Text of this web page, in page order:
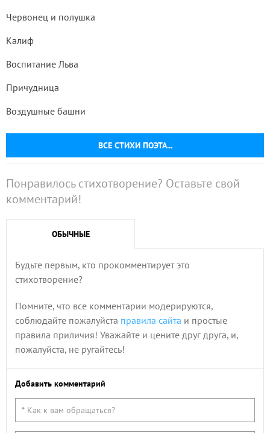
ВСЕ СТИХИ ПОЭТА...
Червонец и полушка
Калиф
Воспитание Льва
Причудница
Воздушные башни
Понравилось стихотворение? Оставьте свой
комментарий!
ОБЫЧНЫЕ
Будьте первым, кто прокомментирует это
стихотворение?
Помните, что все комментарии модерируются,
соблюдайте пожалуйста правила сайта и простые
правила приличия! Уважайте и цените друг друга, и,
пожалуйста, не ругайтесь!
Добавить комментарий